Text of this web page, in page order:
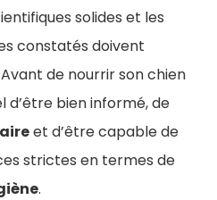
solides et les
constatés doivent
de nourrir son chien
d’être bien informé, de
et d’être capable de
strictes en termes de
.